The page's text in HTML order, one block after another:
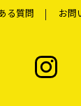
る質問
お問